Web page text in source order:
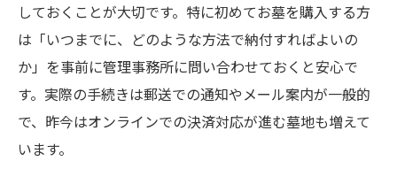
しておくことが大切です。特に初めてお墓を購入する方
は「いつまでに、どのような方法で納付すればよいの
か」を事前に管理事務所に問い合わせておくと安心で
す。実際の手続きは郵送での通知やメール案内が一般的
で、昨今はオンラインでの決済対応が進む墓地も増えて
います。